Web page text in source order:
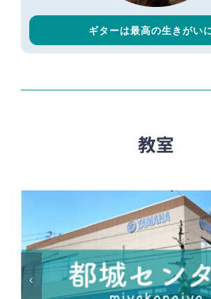
ギターは最高の生きがい
教室